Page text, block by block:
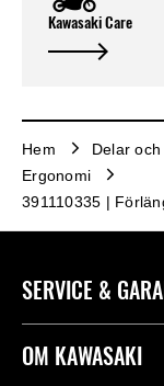
Kawasaki Care
Hem Delar
Ergonomi
391110335 |
SERVICE &
Kontakta oss
OM KAWASAKI